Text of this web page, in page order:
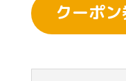
クーポ